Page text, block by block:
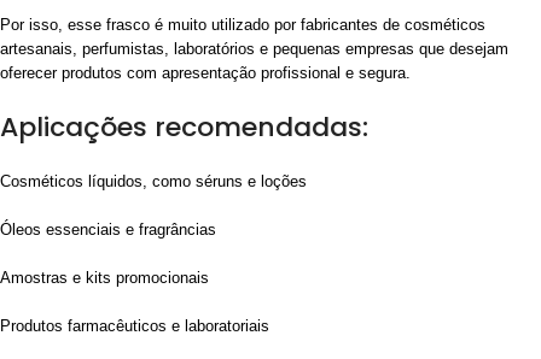
Por isso, esse frasco é muito utilizado por fabricantes de cosméticos
artesanais, perfumistas, laboratórios e pequenas empresas que desejam
oferecer produtos com apresentação profissional e segura.
Aplicações recomendadas:
Cosméticos líquidos, como séruns e loções
Óleos essenciais e fragrâncias
Amostras e kits promocionais
Produtos farmacêuticos e laboratoriais